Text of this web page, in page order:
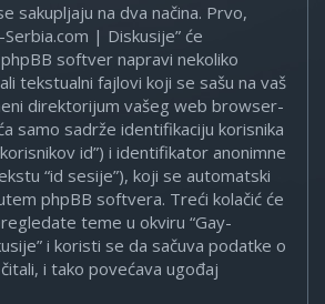
sakupljaju na dva načina. Prvo,
| Diskusije” će
softver napravi nekoliko
tekstualni fajlovi koji se sašu na vaš
direktorijum vašeg web browser-
samo sadrže identifikaciju korisnika
id”) i identifikator anonimne
“id sesije”), koji se automatski
phpBB softvera. Treći kolačić će
teme u okviru “Gay-
i koristi se da sačuva podatke o
i tako povećava ugođaj